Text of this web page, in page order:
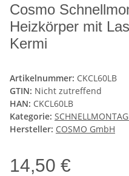
Cosmo
Heizkörper mit
Kermi
Artikelnummer: CKCL60LB
GTIN: Nicht zutreffend
HAN: CKCL60LB
Kategorie:
Hersteller: COSMO GmbH
14,50 €